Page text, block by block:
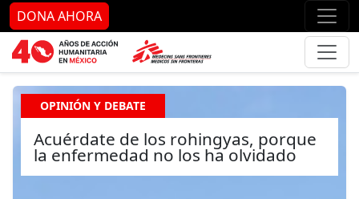
Ir al contenido principal Ir
DONA AHORA
OPINIÓN Y DEBATE
Acuérdate de los rohingyas, porque
la enfermedad no los ha olvidado